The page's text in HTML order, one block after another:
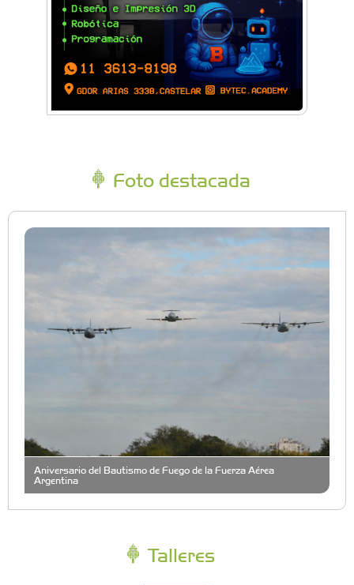
Foto destacada
Aniversario del Bautismo de Fuego de la Fuerza Aérea
Argentina
Talleres